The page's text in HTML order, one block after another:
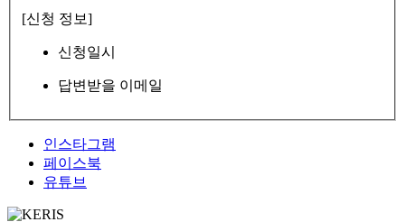
[신청 정보]
신청일시
답변받을 이메일
인스타그램
페이스북
유튜브